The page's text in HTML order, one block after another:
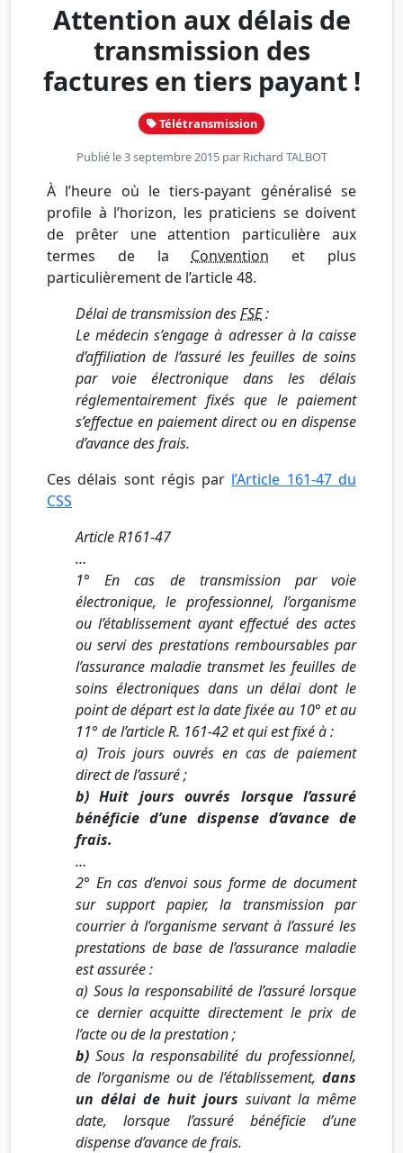
Attention aux délais de
transmission des
factures en tiers payant !
Télétransmission
Publié le 3 septembre 2015 par Richard TALBOT
À l’heure où le tiers-payant généralisé se
profile à l’horizon, les praticiens se doivent
de prêter une attention particulière aux
termes de la Convention et plus
particulièrement de l’article 48.
Délai de transmission desFSE:
Le médecin s’engage à adresser à la caisse
d’affiliation de l’assuré les feuilles de soins
par voie électronique dans les délais
réglementairement fixés que le paiement
s’effectue en paiement direct ou en dispense
d’avance des frais.
Ces délais sont régis par l’Article 161-47 du
CSS
Article R161-47
…
1° En cas de transmission par voie
électronique, le professionnel, l’organisme
ou l’établissement ayant effectué des actes
ou servi des prestations remboursables par
l’assurance maladie transmet les feuilles de
soins électroniques dans un délai dont le
point de départ est la date fixée au 10° et au
11° de l’article R. 161-42 et qui est fixé à :
a) Trois jours ouvrés en cas de paiement
direct de l’assuré ;
b) Huit jours ouvrés lorsque l’assuré
bénéficie d’une dispense d’avance de
frais.
…
2° En cas d’envoi sous forme de document
sur support papier, la transmission par
courrier à l’organisme servant à l’assuré les
prestations de base de l’assurance maladie
est assurée :
a) Sous la responsabilité de l’assuré lorsque
ce dernier acquitte directement le prix de
l’acte ou de la prestation ;
b) Sous la responsabilité du professionnel,
de l’organisme ou de l’établissement, dans
un délai de huit jours suivant la même
date, lorsque l’assuré bénéficie d’une
dispense d’avance de frais.